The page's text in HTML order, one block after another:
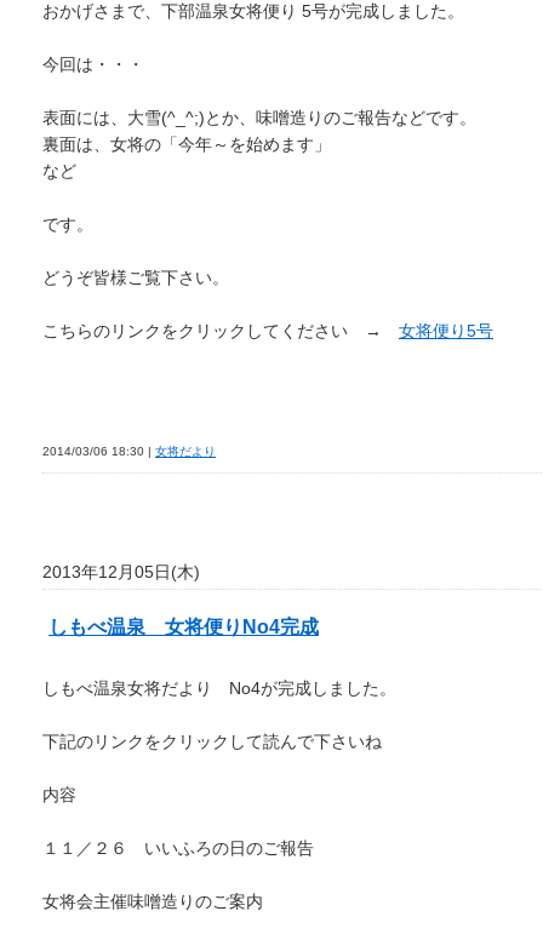
おかげさまで、下部温泉女将便り 5号が完成しました。
今回は・・・
表面には、大雪(^_^;)とか、味噌造りのご報告などです。
裏面は、女将の「今年～を始めます」
など
です。
どうぞ皆様ご覧下さい。
こちらのリンクをクリックしてください → 女将便り5号
2014/03/06 18:30 | 女将だより
2013年12月05日(木)
しもべ温泉 女将便りNo4完成
しもべ温泉女将だより No4が完成しました。
下記のリンクをクリックして読んで下さいね
内容
１１／２６ いいふろの日のご報告
女将会主催味噌造りのご案内